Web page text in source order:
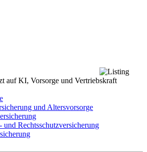
auf KI, Vorsorge und Vertriebskraft
und Altersvorsorge
und Rechtsschutzversicherung